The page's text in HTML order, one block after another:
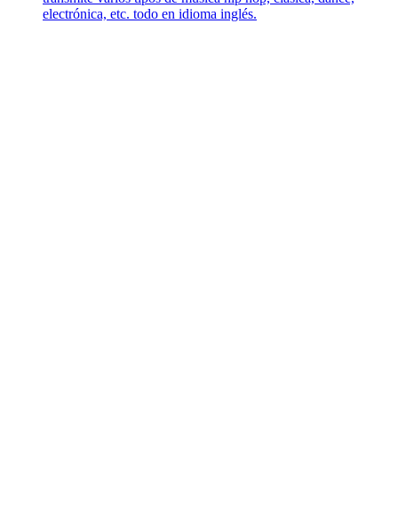
electrónica, etc. todo en idioma inglés.